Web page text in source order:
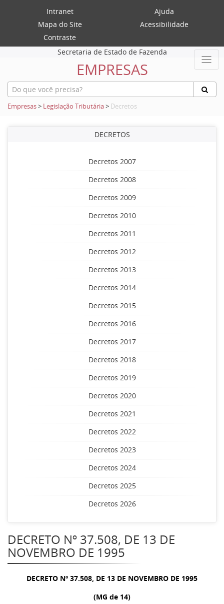
Intranet
Ajuda
Mapa do Site
Acessibilidade
Contraste
Secretaria de Estado de Fazenda
EMPRESAS
Empresas> Legislação Tributária> Decretos
DECRETOS
Decretos 2007
Decretos 2008
Decretos 2009
Decretos 2010
Decretos 2011
Decretos 2012
Decretos 2013
Decretos 2014
Decretos 2015
Decretos 2016
Decretos 2017
Decretos 2018
Decretos 2019
Decretos 2020
Decretos 2021
Decretos 2022
Decretos 2023
Decretos 2024
Decretos 2025
Decretos 2026
DECRETO Nº 37.508, DE 13 DE
NOVEMBRO DE 1995
DECRETO Nº 37.508, DE 13 DE NOVEMBRO DE 1995
(MG de 14)